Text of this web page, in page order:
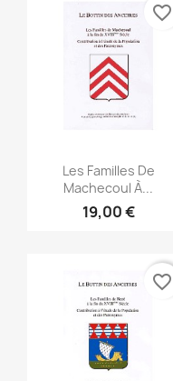
Vista rápida
Les Familles De
Machecoul À...
19,00 €
favorite_border
favorite_border